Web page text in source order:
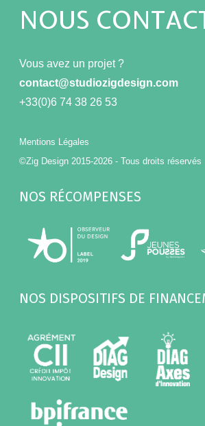
NOUS
Vous avez un projet ?
contact@studiozigdesign.com
+33(0)6 74 38 26 53
Mentions Légales
©Zig Design 2015-2026 - Tous droits réservés
NOS RÉCOMPENSES
NOS DISPOSITIFS DE